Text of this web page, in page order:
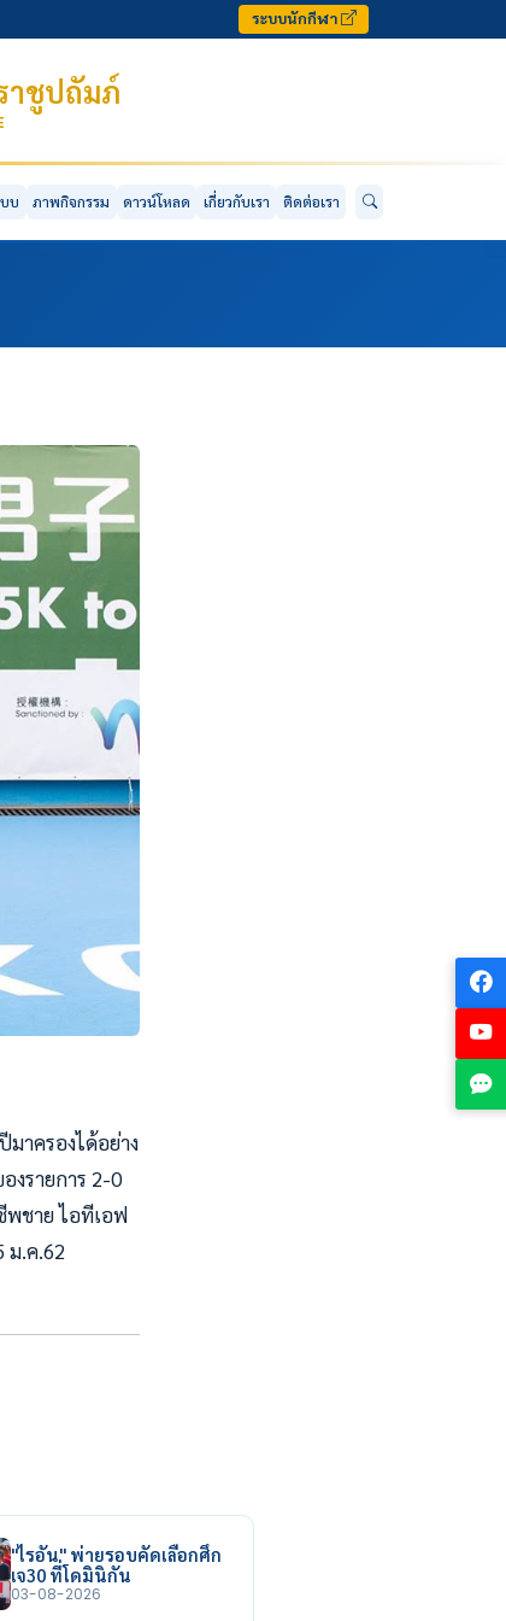
ระบบนักกีฬา
าชูปถัมภ์
บ ภาพกิจกรรม ดาวน์โหลด เกี่ยวกับเรา ติดต่อเรา
าครองได้อย่าง
งรายการ 2-0
พชาย ไอทีเอฟ
ม.ค.62
"ไรอัน" พ่ายรอบคัดเลือกศึก
เจ30 ที่โดมินิกัน
03-08-2026